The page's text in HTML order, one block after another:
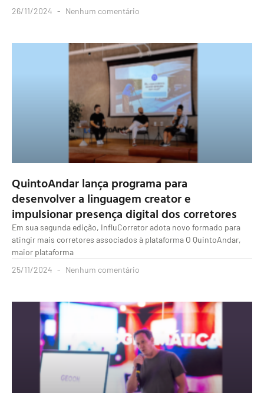
26/11/2024
Nenhum comentário
QuintoAndar lança programa para
desenvolver a linguagem creator e
impulsionar presença digital dos corretores
Em sua segunda edição, InfluCorretor adota novo formado para
atingir mais corretores associados à plataforma O QuintoAndar,
maior plataforma
25/11/2024
Nenhum comentário